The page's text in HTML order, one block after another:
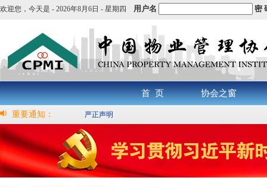
欢迎您， 今天是 - 2026年8月6日 - 星期四 用户名 密
首 页 协会之窗
重要通知： 严正声明